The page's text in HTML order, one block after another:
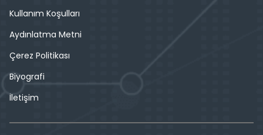
Kullanım Koşulları
Aydınlatma Metni
Çerez Politikası
Biyografi
İletişim